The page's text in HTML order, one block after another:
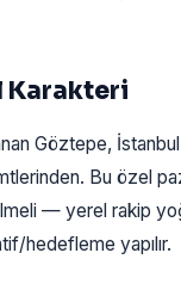
Karakteri
Göztepe,
Bu özel
— yerel rakip
hedefleme yapılır.